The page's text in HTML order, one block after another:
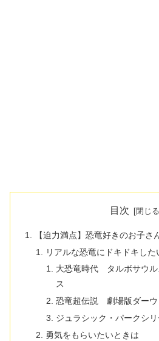
目次
【迫力満点】恐竜好きのお子さ
リアルな恐竜にドキドキした
大恐竜時代 タルボサウル
ス
恐竜超伝説 劇場版ダーウ
ジュラシック・パークシ
勇気をもらいたいときは